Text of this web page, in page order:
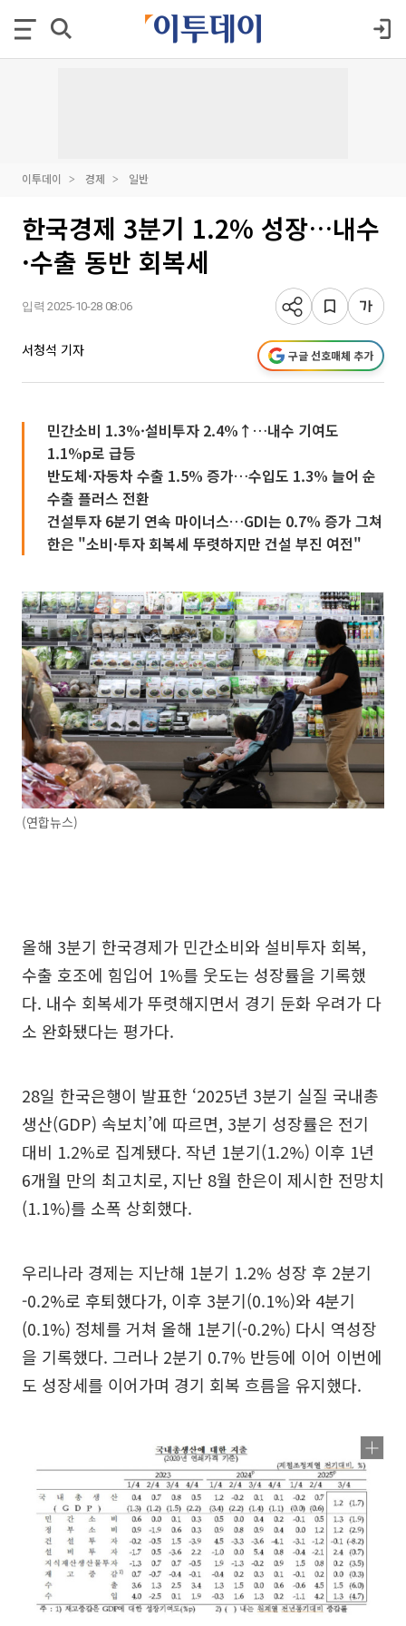
이투데이 경제 일반
한국경제 3분기 1.2% 성장…내수
·수출 동반 회복세
입력 2025-10-28 08:06
서청석 기자 구글 선호매체 추가
민간소비 1.3%·설비투자 2.4%↑…내수 기여도
1.1%p로 급등
반도체·자동차 수출 1.5% 증가…수입도 1.3% 늘어 순
수출 플러스 전환
건설투자 6분기 연속 마이너스…GDI는 0.7% 증가 그쳐
한은 "소비·투자 회복세 뚜렷하지만 건설 부진 여전"
(연합뉴스)
올해 3분기 한국경제가 민간소비와 설비투자 회복,
수출 호조에 힘입어 1%를 웃도는 성장률을 기록했
다. 내수 회복세가 뚜렷해지면서 경기 둔화 우려가 다
소 완화됐다는 평가다.
28일 한국은행이 발표한 ‘2025년 3분기 실질 국내총
생산(GDP) 속보치’에 따르면, 3분기 성장률은 전기
대비 1.2%로 집계됐다. 작년 1분기(1.2%) 이후 1년
6개월 만의 최고치로, 지난 8월 한은이 제시한 전망치
(1.1%)를 소폭 상회했다.
우리나라 경제는 지난해 1분기 1.2% 성장 후 2분기
-0.2%로 후퇴했다가, 이후 3분기(0.1%)와 4분기
(0.1%) 정체를 거쳐 올해 1분기(-0.2%) 다시 역성장
을 기록했다. 그러나 2분기 0.7% 반등에 이어 이번에
도 성장세를 이어가며 경기 회복 흐름을 유지했다.